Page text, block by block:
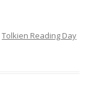
Tolkien Reading Day